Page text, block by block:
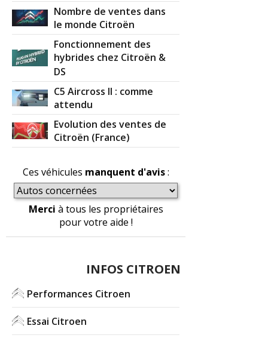
Nombre de ventes dans
le monde Citroën
Fonctionnement des
hybrides chez Citroën &
DS
C5 Aircross II : comme
attendu
Evolution des ventes de
Citroën (France)
Ces véhicules manquent d'avis:
Merci à tous les propriétaires
pour votre aide !
INFOS CITROEN
Performances Citroen
Essai Citroen